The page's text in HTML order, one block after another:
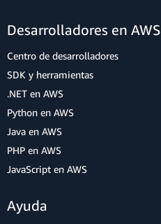
Desarrolladores en AWS
Centro de desarrolladores
SDK y herramientas
.NET en AWS
Python en AWS
Java en AWS
PHP en AWS
JavaScript en AWS
Ayuda